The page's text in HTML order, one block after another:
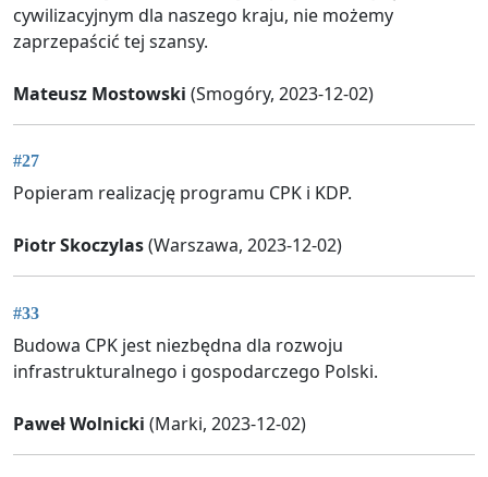
cywilizacyjnym dla naszego kraju, nie możemy
zaprzepaścić tej szansy.
Mateusz Mostowski (Smogóry, 2023-12-02)
#27
Popieram realizację programu CPK i KDP.
Piotr Skoczylas(Warszawa, 2023-12-02)
#33
Budowa CPK jest niezbędna dla rozwoju
infrastrukturalnego i gospodarczego Polski.
Paweł Wolnicki (Marki, 2023-12-02)